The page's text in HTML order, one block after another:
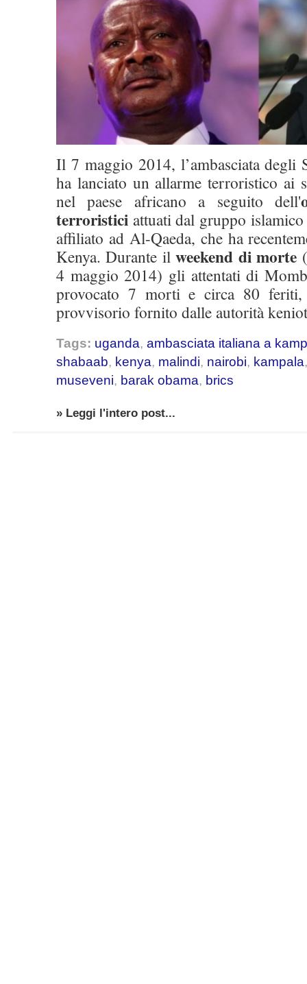
Il 7 maggio 2014, l’ambasciata degli
ha lanciato un allarme terroristico ai
nel paese africano a seguito dell'
terroristici attuati dal gruppo
affiliato ad Al-Qaeda, che ha
Kenya. Durante ilweekend di morte
4 maggio 2014) gli attentati di
provocato 7 morti e circa 80
provvisorio fornito dalle autorità
Tags: uganda, ambasciata italiana a
shabaab, kenya, malindi, nairobi, kampala
museveni, barak obama, brics
» Leggi l'intero post...